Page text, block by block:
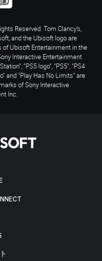
Reserved. Tom Clancy’s,
and the Ubisoft logo are
of Ubisoft Entertainment in the
Interactive Entertainment
"PS5 logo", "PS5", "PS4
and "Play Has No Limits" are
of Sony Interactive
Inc.